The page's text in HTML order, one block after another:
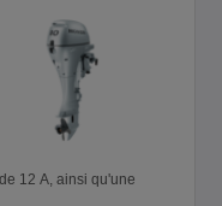
12 A, ainsi qu'une